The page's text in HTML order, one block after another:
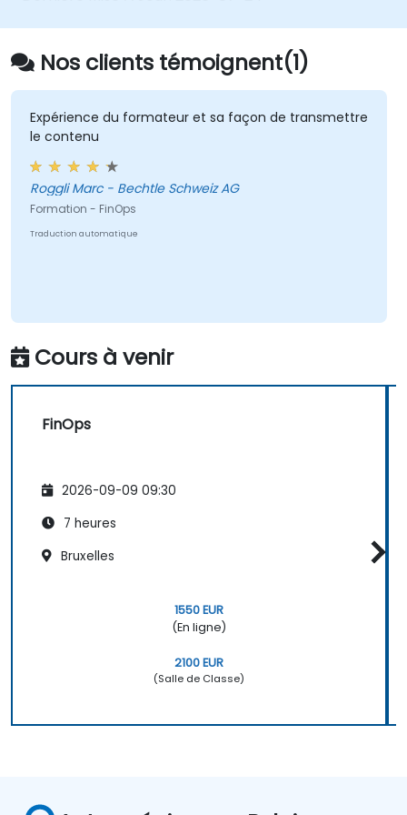
Nos clients témoignent(1)
Expérience du formateur et sa façon de transmettre
le contenu
Roggli Marc - Bechtle Schweiz AG
Formation - FinOps
Traduction automatique
Cours à venir
FinOps
2026-09-09 09:30
7 heures
Bruxelles
1550 EUR
(En ligne)
2100 EUR
(Salle de Classe)